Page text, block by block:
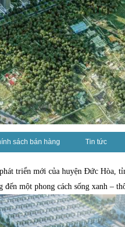
sách bán hàng Tin tức
triển mới của huyện Đức Hòa,
một phong cách sống xanh –